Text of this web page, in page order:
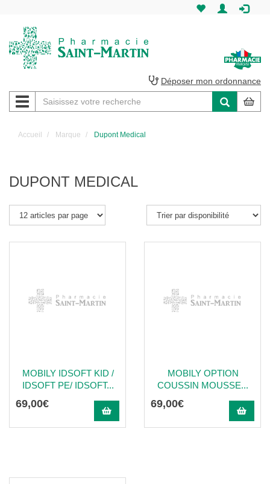
Martin
Pharmacie
Déposer mon ordonnance
Navigation
Accueil Marque Dupont Medical
DUPONT MEDICAL
MOBILY IDSOFT KID /
IDSOFT PE/ IDSOFT...
69,00€
MOBILY OPTION
COUSSIN MOUSSE...
69,00€